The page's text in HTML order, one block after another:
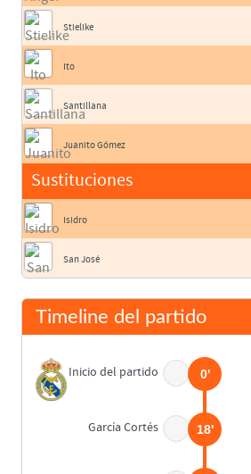
Stielike
Ito
Santillana
Juanito Gómez
Sustituciones
Isidro
San José
Timeline del partido
Inicio del partido 0'
García Cortés 18'